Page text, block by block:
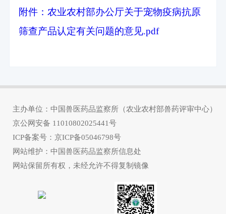
附件：农业农村部办公厅关于宠物疫病抗原
筛查产品认定有关问题的意见.pdf
主办单位：中国兽医药品监察所（农业农村部兽药评审中心）
京公网安备 11010802025441号
ICP备案号：京ICP备05046798号
网站维护：中国兽医药品监察所信息处
网站保留所有权，未经允许不得复制镜像